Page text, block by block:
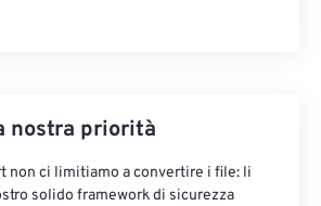
nostra priorità
non ci limitiamo a convertire i file: li
solido framework di sicurezza